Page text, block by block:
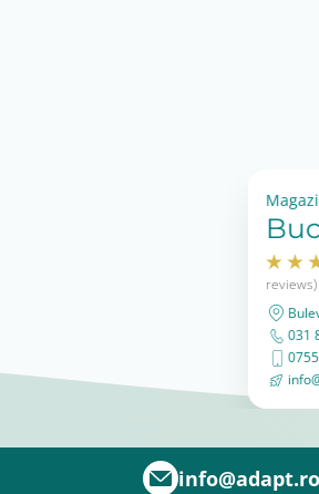
reviews)
031
info@adapt.ro